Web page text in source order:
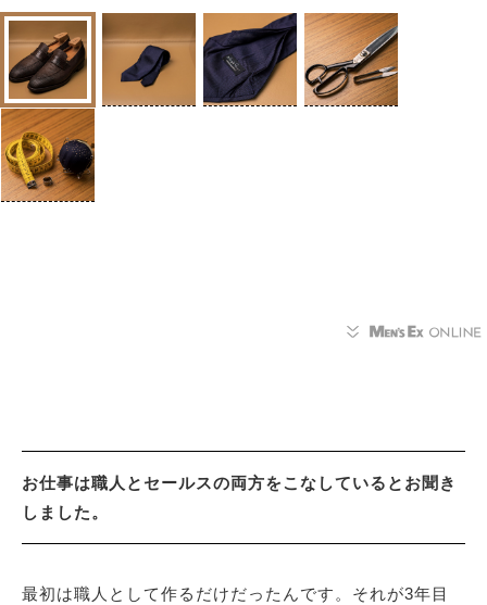
お仕事は職人とセールスの両方をこなしているとお聞き
しました。
最初は職人として作るだけだったんです。それが3年目